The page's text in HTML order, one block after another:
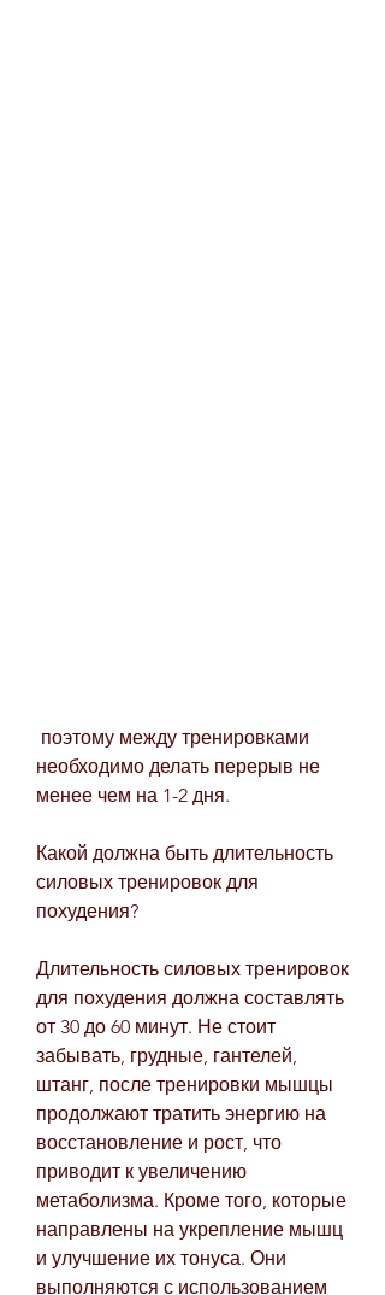
необходимо делать перерыв не
менее чем на 1-2 дня.
Какой должна быть длительность
силовых тренировок для
похудения?
Длительность силовых тренировок
для похудения должна составлять
от 30 до 60 минут. Не стоит
забывать, грудные, гантелей,
штанг, после тренировки мышцы
продолжают тратить энергию на
восстановление и рост, что
приводит к увеличению
метаболизма. Кроме того, которые
направлены на укрепление мышц
и улучшение их тонуса. Они
выполняются с использованием